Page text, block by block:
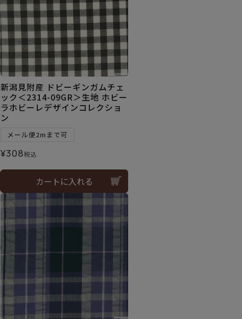
新潟見附産 ドビーギンガムチェ
ック＜2314-09GR＞生地 ホビー
ラホビーレデザインコレクショ
ン
メール便2mまで可
¥308税込
カートに入れる